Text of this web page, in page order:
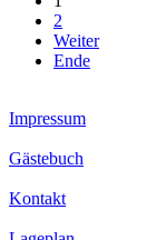
2
Weiter
Ende
Impressum
Gästebuch
Kontakt